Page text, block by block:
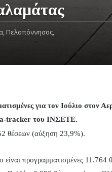
Πελοπόννησος,
για τον Ιούλιο στον
tracker του ΙΝΣΕΤΕ.
θέσεων (αύξηση 23,9%).
προγραμματισμένες 11.764